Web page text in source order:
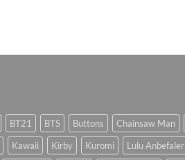
BT21 BTS Buttons Chainsaw Man
Kawaii Kirby Kuromi Lulu Anbefaler